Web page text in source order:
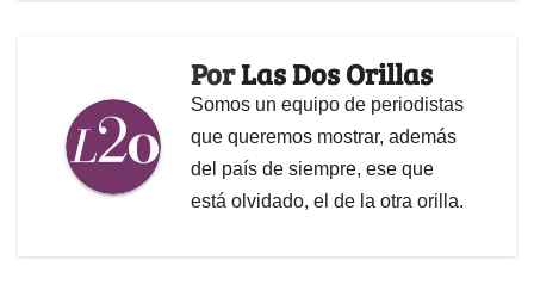
PorLas Dos Orillas
Somos un equipo de periodistas
que queremos mostrar, además
del país de siempre, ese que
está olvidado, el de la otra orilla.